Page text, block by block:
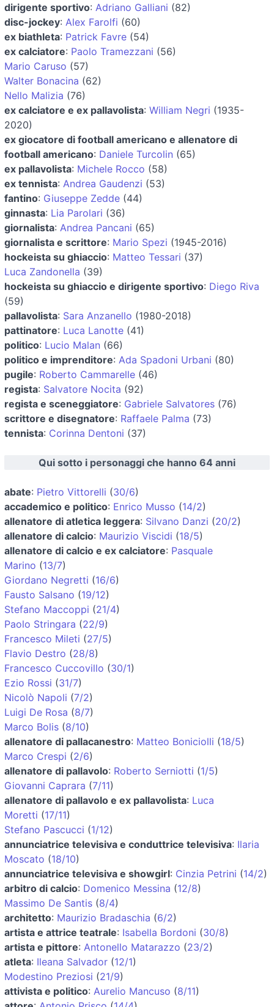
dirigente sportivo: Adriano Galliani (82)
disc-jockey: Alex Farolfi (60)
ex biathleta: Patrick Favre (54)
ex calciatore: Paolo Tramezzani (56)
Mario Caruso (57)
Walter Bonacina (62)
Nello Malizia (76)
ex calciatore e ex pallavolista: William Negri (1935-
2020)
ex giocatore di football americano e allenatore di
football americano: Daniele Turcolin (65)
ex pallavolista: Michele Rocco (58)
ex tennista: Andrea Gaudenzi (53)
fantino: Giuseppe Zedde (44)
ginnasta: Lia Parolari (36)
giornalista: Andrea Pancani (65)
giornalista e scrittore: Mario Spezi (1945-2016)
hockeista su ghiaccio: Matteo Tessari (37)
Luca Zandonella (39)
hockeista su ghiaccio e dirigente sportivo: Diego Riva
(59)
pallavolista: Sara Anzanello (1980-2018)
pattinatore: Luca Lanotte (41)
politico: Lucio Malan (66)
politico e imprenditore: Ada Spadoni Urbani (80)
pugile: Roberto Cammarelle (46)
regista: Salvatore Nocita (92)
regista e sceneggiatore: Gabriele Salvatores (76)
scrittore e disegnatore: Raffaele Palma (73)
tennista: Corinna Dentoni (37)
Qui sotto i personaggi che hanno 64 anni
abate: Pietro Vittorelli (30/6)
accademico e politico: Enrico Musso (14/2)
allenatore di atletica leggera: Silvano Danzi (20/2)
allenatore di calcio: Maurizio Viscidi (18/5)
allenatore di calcio e ex calciatore: Pasquale
Marino (13/7)
Giordano Negretti (16/6)
Fausto Salsano (19/12)
Stefano Maccoppi (21/4)
Paolo Stringara (22/9)
Francesco Mileti (27/5)
Flavio Destro (28/8)
Francesco Cuccovillo (30/1)
Ezio Rossi (31/7)
Nicolò Napoli (7/2)
Luigi De Rosa (8/7)
Marco Bolis (8/10)
allenatore di pallacanestro: Matteo Boniciolli (18/5)
Marco Crespi (2/6)
allenatore di pallavolo: Roberto Serniotti (1/5)
Giovanni Caprara (7/11)
allenatore di pallavolo e ex pallavolista: Luca
Moretti (17/11)
Stefano Pascucci (1/12)
annunciatrice televisiva e conduttrice televisiva: Ilaria
Moscato (18/10)
annunciatrice televisiva e showgirl: Cinzia Petrini (14/2)
arbitro di calcio: Domenico Messina (12/8)
Massimo De Santis (8/4)
architetto: Maurizio Bradaschia (6/2)
artista e attrice teatrale: Isabella Bordoni (30/8)
artista e pittore: Antonello Matarazzo (23/2)
atleta: Ileana Salvador (12/1)
Modestino Preziosi (21/9)
attivista e politico: Aurelio Mancuso (8/11)